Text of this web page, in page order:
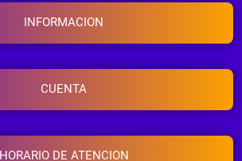
INFORMACION
HORARIO DE ATENCION
CUENTA